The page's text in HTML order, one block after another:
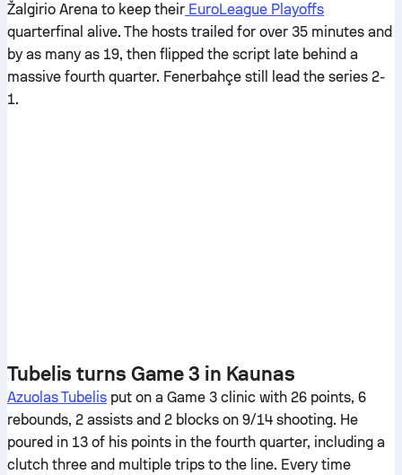
Žalgirio Arena to keep their EuroLeague Playoffs
quarterfinal alive. The hosts trailed for over 35 minutes and
by as many as 19, then flipped the script late behind a
massive fourth quarter. Fenerbahçe still lead the series 2-
1.
Tubelis turns Game 3 in Kaunas
Azuolas Tubelis put on a Game 3 clinic with 26 points, 6
rebounds, 2 assists and 2 blocks on 9/14 shooting. He
poured in 13 of his points in the fourth quarter, including a
clutch three and multiple trips to the line. Every time